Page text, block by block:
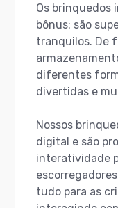
Os brinquedos
bônus: são
tranquilos. De
diferentes
divertidas e
Nossos
digital e são
interatividade
tudo para as